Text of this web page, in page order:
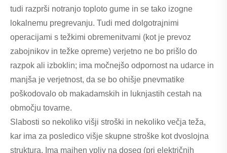
tudi razprši notranjo toploto gume in se tako izogne ​​
lokalnemu pregrevanju. Tudi med dolgotrajnimi
operacijami s težkimi obremenitvami (kot je prevoz
zabojnikov in težke opreme) verjetno ne bo prišlo do
razpok ali izboklin; ima močnejšo odpornost na udarce in
manjša je verjetnost, da se bo ohišje pnevmatike
poškodovalo ob makadamskih in luknjastih cestah na
območju tovarne.
Slabosti so nekoliko višji stroški in nekoliko večja teža,
kar ima za posledico višje skupne stroške kot dvoslojna
struktura. Ima majhen vpliv na doseg (pri električnih